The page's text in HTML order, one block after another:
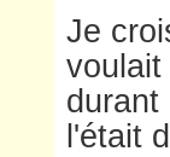
Je
durant
l'était